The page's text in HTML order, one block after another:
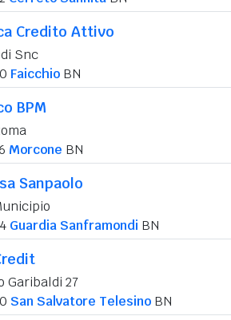
Credito Attivo
Snc
Faicchio BN
BPM
Morcone BN
Sanpaolo
Guardia Sanframondi BN
Garibaldi 27
San Salvatore Telesino BN